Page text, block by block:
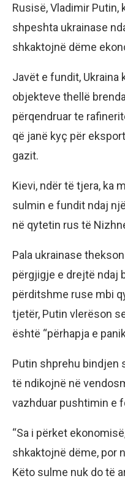
Rusisë, Vladimir Putin,
shpeshta ukrainase
shkaktojnë dëme
Javët e fundit,
objekteve thellë
përqendruar te
që janë kyç për
gazit.
Kievi, ndër të tjera, ka
sulmin e fundit ndaj
në qytetin rus të
Pala ukrainase
përgjigje e drejtë ndaj
përditshme ruse mbi
tjetër, Putin vlerëson
është “përhapja e
Putin shprehu bindjen
të ndikojnë në
vazhduar pushtimin e
“Sa i përket
shkaktojnë dëme, por
Këto sulme nuk do të